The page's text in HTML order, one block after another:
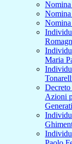
Nomina
Nomina
Maria
Azioni